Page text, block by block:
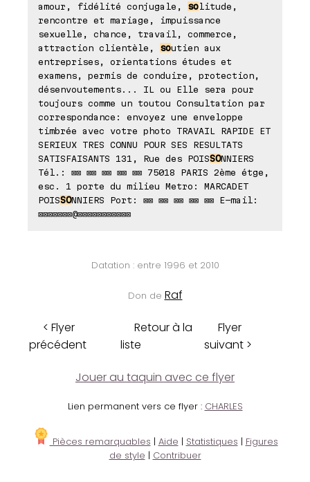
amour, fidélité conjugale, solitude,
rencontre et mariage, impuissance
sexuelle, chance, travail, commerce,
attraction clientèle, soutien aux
entreprises, orientations études et
examens, permis de conduire, protection,
désenvoutements... IL ou Elle sera pour
toujours comme un toutou Consultation par
correspondance: envoyez une enveloppe
timbrée avec votre photo TRAVAIL RAPIDE ET
SERIEUX TRES CONNU POUR SES RESULTATS
SATISFAISANTS 131, Rue des POISSONNIERS
Tél.: ⊠⊠ ⊠⊠ ⊠⊠ ⊠⊠ ⊠⊠ 75018 PARIS 2ème étge,
esc. 1 porte du milieu Metro: MARCADET
POISSONNIERS Port: ⊠⊠ ⊠⊠ ⊠⊠ ⊠⊠ ⊠⊠ E-mail:
⊠⊠⊠⊠⊠⊠⊠@⊠⊠⊠⊠⊠⊠⊠⊠⊠⊠⊠
Datation : entre 1996 et 2010
Don de Raf
< Flyer
précédent
Retour à la
liste
Flyer
suivant >
Jouer au taquin avec ce flyer
Lien permanent vers ce flyer : CHARLES
Pièces remarquables | Aide | Statistiques | Figures
de style | Contribuer